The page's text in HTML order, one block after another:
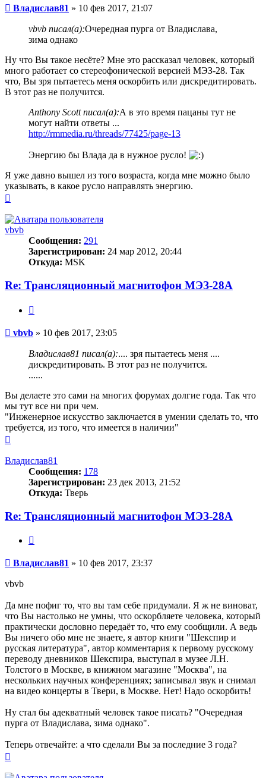
Сообщение
Владислав81 » 10 фев 2017, 21:07
vbvb писал(а):Очередная пурга от Владислава,
зима однако
Ну что Вы такое несёте? Мне это рассказал человек, который
много работает со стереофонической версией МЭЗ-28. Так
что, Вы зря пытаетесь меня оскорбить или дискредитировать.
В этот раз не получится.
Anthony Scott писал(а):А в это время пацаны тут не
могут найти ответы ...
http://rmmedia.ru/threads/77425/page-13
Энергию бы Влада да в нужное русло!
Я уже давно вышел из того возраста, когда мне можно было
указывать, в какое русло направлять энергию.
началу
vbvb
Сообщения: 291
Зарегистрирован: 24 мар 2012, 20:44
Откуда: MSK
Re: Трансляционный магнитофон МЭЗ-28А
Сообщение
vbvb » 10 фев 2017, 23:05
Владислав81 писал(а):.... зря пытаетесь меня ....
дискредитировать. В этот раз не получится.
......
Вы делаете это сами на многих форумах долгие года. Так что
мы тут все ни при чем.
"Инженерное искусство заключается в умении сделать то, что
требуется, из того, что имеется в наличии"
началу
Владислав81
Сообщения: 178
Зарегистрирован: 23 дек 2013, 21:52
Откуда: Тверь
Re: Трансляционный магнитофон МЭЗ-28А
Сообщение
Владислав81 » 10 фев 2017, 23:37
vbvb
Да мне пофиг то, что вы там себе придумали. Я ж не виноват,
что Вы настолько не умны, что оскорбляете человека, который
практически дословно передаёт то, что ему сообщили. А ведь
Вы ничего обо мне не знаете, я автор книги "Шекспир и
русская литература", автор комментария к первому русскому
переводу дневников Шекспира, выступал в музее Л.Н.
Толстого в Москве, в книжном магазине "Москва", на
нескольких научных конференциях; записывал звук и снимал
на видео концерты в Твери, в Москве. Нет! Надо оскорбить!
Ну стал бы адекватный человек такое писать? "Очередная
пурга от Владислава, зима однако".
Теперь отвечайте: а что сделали Вы за последние 3 года?